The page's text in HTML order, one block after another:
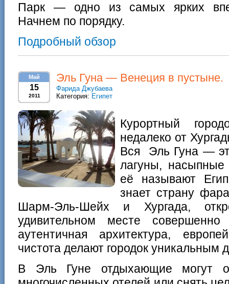
Парк — одно из самых ярких
Начнем по порядку.
Подробный обзор
Май
15
2011
Эль Гуна — Венеция в пустыне.
Фарида Джубаева
Категория: Египет
Курортный
недалеко от
Вся Эль Гуна —
лагуны, насыпные
её называют
знает страну
Шарм-Эль-Шейх и Хургада,
удивительном месте совершенно
аутентичная архитектура,
чистота делают городок уникальным
В Эль Гуне отдыхающие могут